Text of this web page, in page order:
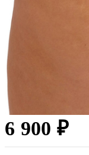
6 900 ₽